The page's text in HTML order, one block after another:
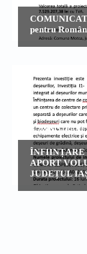
pentru
ADMINISTRATIE
ÎNFIINȚARE
APORT
JUDEȚUL